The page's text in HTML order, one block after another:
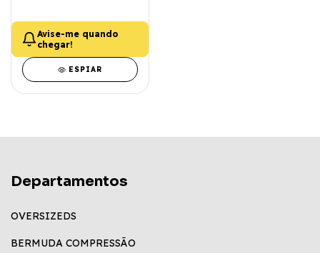
Avise-me quando
chegar!
ESPIAR
Departamentos
OVERSIZEDS
BERMUDA COMPRESSÃO